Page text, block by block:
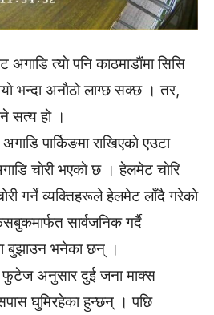
त्याे पनि काठमाडाैंमा सिसि
भन्दा अनाैठाे लाग्छ सक्छ । तर,
सत्य हाे ।
पार्किङमा राखिएकाे एउटा
चाेरी भएकाे छ । हेलमेट चाेरि
गर्ने व्यक्तिहरूले हेलमेट लाँदै गरेकाे
सार्वजनिक गर्दै
बुझाउन भनेका छन् ।
फुटेज अनुसार दुई जना माक्स
घुमिरहेका हुन्छन् । पछि